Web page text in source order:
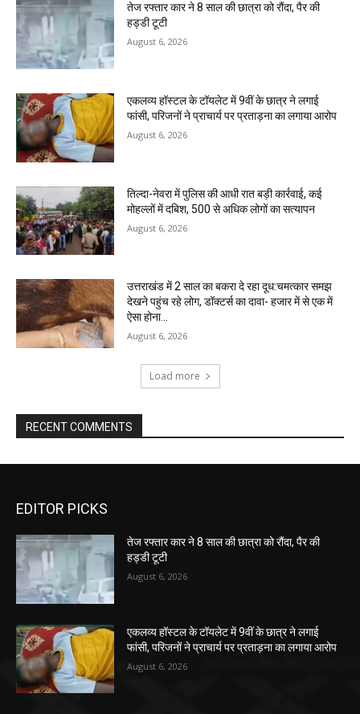
तेज रफ्तार कार ने 8 साल की छात्रा को रौंदा, पैर की
हड्डी टूटी
August 6, 2026
एकलव्य हॉस्टल के टॉयलेट में 9वीं के छात्र ने लगाई
फांसी, परिजनों ने प्राचार्य पर प्रताड़ना का लगाया आरोप
August 6, 2026
तिल्दा-नेवरा में पुलिस की आधी रात बड़ी कार्रवाई, कई
मोहल्लों में दबिश, 500 से अधिक लोगों का सत्यापन
August 6, 2026
उत्तराखंड में 2 साल का बकरा दे रहा दूध:चमत्कार समझ
देखने पहुंच रहे लोग, डॉक्टर्स का दावा- हजार में से एक में
ऐसा होना...
August 6, 2026
Load more
RECENT COMMENTS
EDITOR PICKS
तेज रफ्तार कार ने 8 साल की छात्रा को रौंदा, पैर की
हड्डी टूटी
August 6, 2026
एकलव्य हॉस्टल के टॉयलेट में 9वीं के छात्र ने लगाई
फांसी, परिजनों ने प्राचार्य पर प्रताड़ना का लगाया आरोप
August 6, 2026